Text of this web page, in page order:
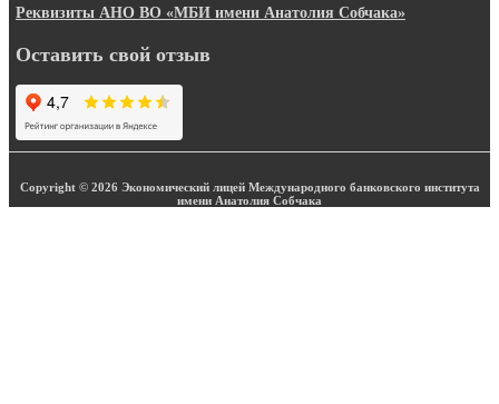
Реквизиты АНО ВО «МБИ имени Анатолия Собчака»
Оставить свой отзыв
Copyright © 2026 Экономический лицей Международного банковского института
имени Анатолия Собчака